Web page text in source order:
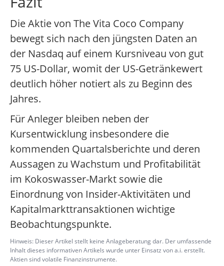
Die Aktie von The Vita Coco Company
bewegt sich nach den jüngsten Daten an
der Nasdaq auf einem Kursniveau von gut
75 US-Dollar, womit der US-Getränkewert
deutlich höher notiert als zu Beginn des
Jahres.
Für Anleger bleiben neben der
Kursentwicklung insbesondere die
kommenden Quartalsberichte und deren
Aussagen zu Wachstum und Profitabilität
im Kokoswasser-Markt sowie die
Einordnung von Insider-Aktivitäten und
Kapitalmarkttransaktionen wichtige
Beobachtungspunkte.
Hinweis: Dieser Artikel stellt keine Anlageberatung dar. Der umfassende
Inhalt dieses informativen Artikels wurde unter Einsatz von a.i. erstellt.
Aktien sind volatile Finanzinstrumente.